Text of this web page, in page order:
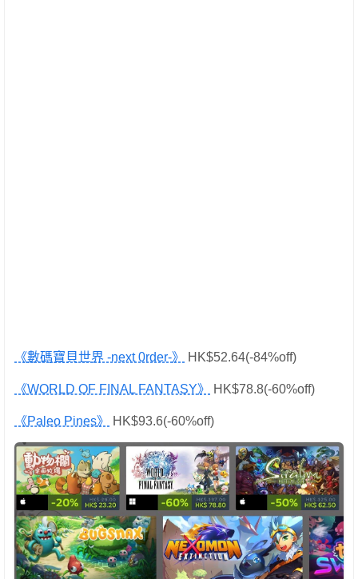
《數碼寶貝世界 -next 0rder-》 HK$52.64(-84%off)
《WORLD OF FINAL FANTASY》 HK$78.8(-60%off)
《Paleo Pines》 HK$93.6(-60%off)